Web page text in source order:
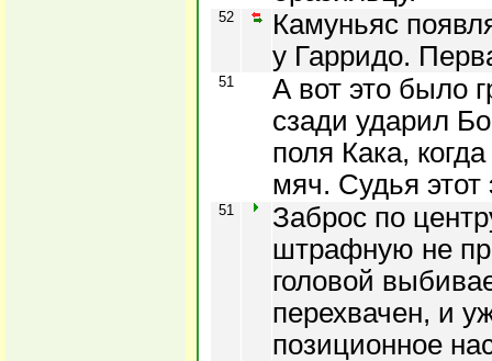
52
Камуньяс
у Гарридо.
51
А вот это было
сзади ударил
поля Кака,
мяч. Судья этот
51
Заброс по
штрафную не
головой
перехвачен, и
позиционное